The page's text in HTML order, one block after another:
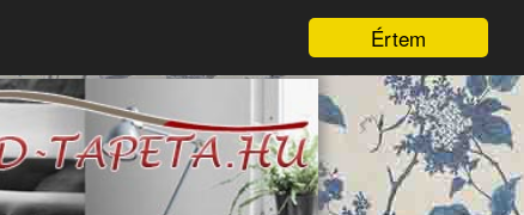
Értem